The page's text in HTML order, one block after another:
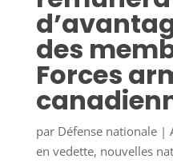
des
Forces
par Défense nationale|
en vedette, nouvelles